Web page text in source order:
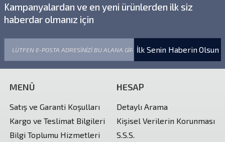
Kampanyalardan ve en yeni ürünlerden ilk siz
haberdar olmanız için
İlk Senin Haberin Olsun
MENÜ
Satış ve Garanti Koşulları
Kargo ve Teslimat Bilgileri
Bilgi Toplumu Hizmetleri
HESAP
Detaylı Arama
Kişisel Verilerin Korunması
S.S.S.